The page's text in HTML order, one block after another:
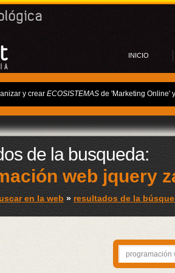
INICIO
y crear ECOSISTEMAS de 'Marketing Online'
de la busqueda:
web jquery
en la web » resultados de la